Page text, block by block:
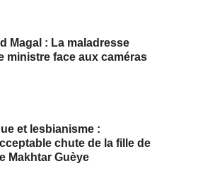
Magal : La maladresse
ministre face aux caméras
et lesbianisme :
chute de la fille de
Makhtar Guèye